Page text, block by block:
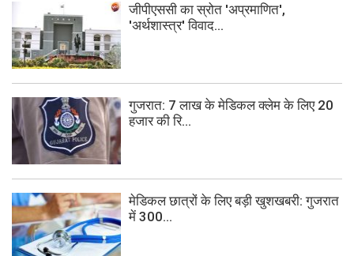
जीपीएससी का स्रोत 'अप्रमाणित',
'अर्थशास्त्र' विवाद...
गुजरात: 7 लाख के मेडिकल क्लेम के लिए 20
हजार की रि...
मेडिकल छात्रों के लिए बड़ी खुशखबरी: गुजरात
में 300...